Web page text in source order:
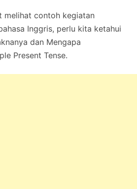
melihat contoh kegiatan
Inggris, perlu kita ketahui
dan Mengapa
Present Tense.